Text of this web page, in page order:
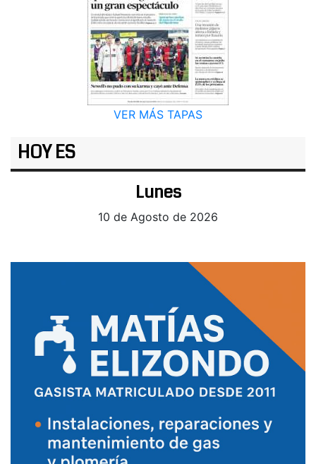
VER MÁS TAPAS
HOY ES
Lunes
10 de Agosto de 2026